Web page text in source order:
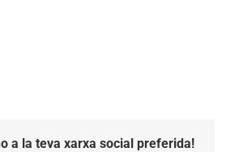
a la teva xarxa social preferida!